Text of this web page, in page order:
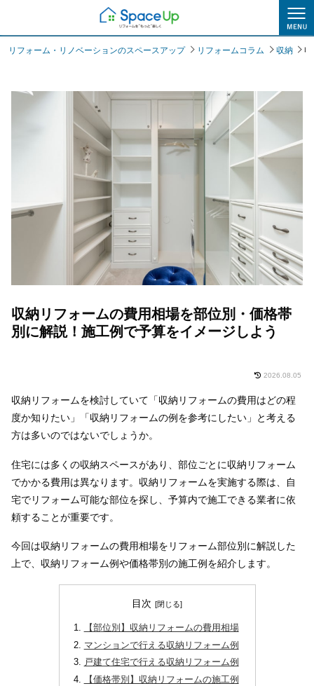
リフォームコラム
リフォーム・リノベーションのスペースアップ リフォームコラム 収納
収納リフォームの費用相場を部位別・価格帯
別に解説！施工例で予算をイメージしよう
2026.08.05
収納リフォームを検討していて「収納リフォームの費用はどの程
度か知りたい」「収納リフォームの例を参考にしたい」と考える
方は多いのではないでしょうか。
住宅には多くの収納スペースがあり、部位ごとに収納リフォーム
でかかる費用は異なります。収納リフォームを実施する際は、自
宅でリフォーム可能な部位を探し、予算内で施工できる業者に依
頼することが重要です。
今回は収納リフォームの費用相場をリフォーム部位別に解説した
上で、収納リフォーム例や価格帯別の施工例を紹介します。
目次
【部位別】収納リフォームの費用相場
マンションで行える収納リフォーム例
戸建て住宅で行える収納リフォーム例
【価格帯別】収納リフォームの施工例